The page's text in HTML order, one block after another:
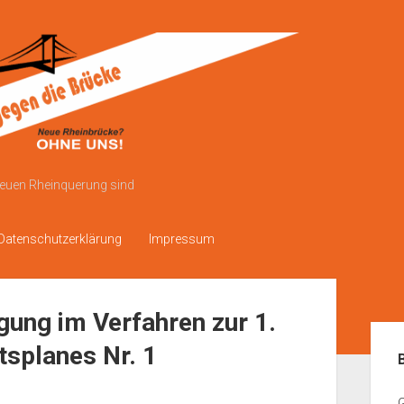
Rheinquerung sind
Impressum
im Verfahren zur 1.
Nr. 1